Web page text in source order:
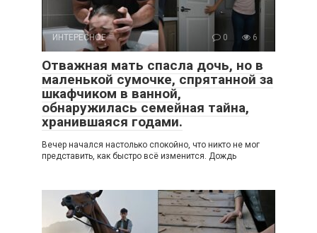
ИНТЕРЕСНОЕ 0 6
Отважная мать спасла дочь, но в
маленькой сумочке, спрятанной за
шкафчиком в ванной,
обнаружилась семейная тайна,
хранившаяся годами.
Вечер начался настолько спокойно, что никто не мог
представить, как быстро всё изменится. Дождь